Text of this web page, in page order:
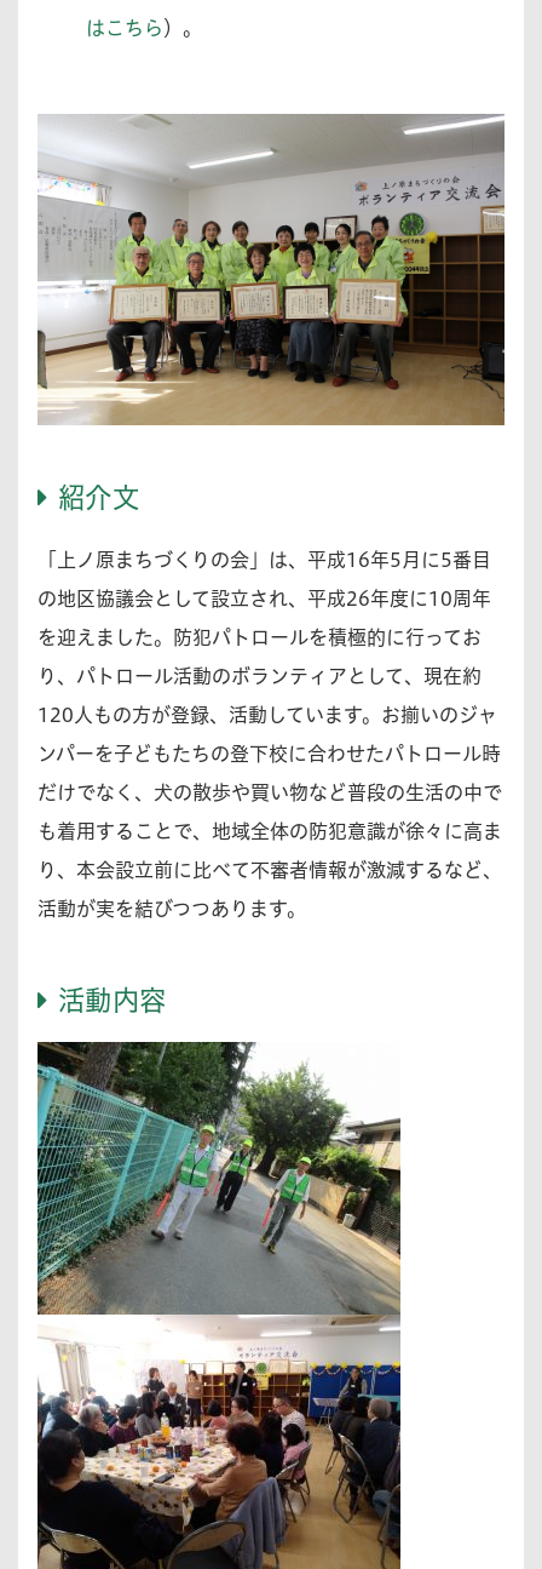
はこちら ）。
紹介文
「上ノ原まちづくりの会」は、平成16年5月に5番目
の地区協議会として設立され、平成26年度に10周年
を迎えました。防犯パトロールを積極的に行ってお
り、パトロール活動のボランティアとして、現在約
120人もの方が登録、活動しています。お揃いのジャ
ンパーを子どもたちの登下校に合わせたパトロール時
だけでなく、犬の散歩や買い物など普段の生活の中で
も着用することで、地域全体の防犯意識が徐々に高ま
り、本会設立前に比べて不審者情報が激減するなど、
活動が実を結びつつあります。
活動内容